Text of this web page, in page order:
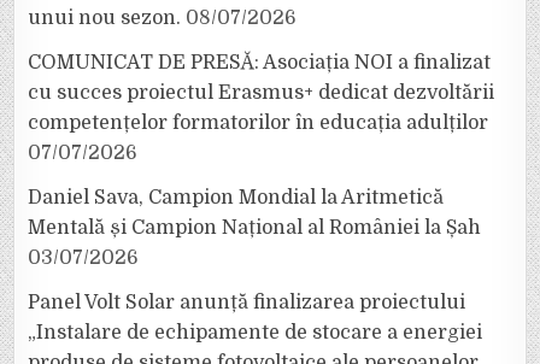
unui nou sezon. 08/07/2026
COMUNICAT DE PRESĂ: Asociația NOI a finalizat
cu succes proiectul Erasmus+ dedicat dezvoltării
competențelor formatorilor în educația adulților
07/07/2026
Daniel Sava, Campion Mondial la Aritmetică
Mentală și Campion Național al României la Șah
03/07/2026
Panel Volt Solar anunță finalizarea proiectului
„Instalare de echipamente de stocare a energiei